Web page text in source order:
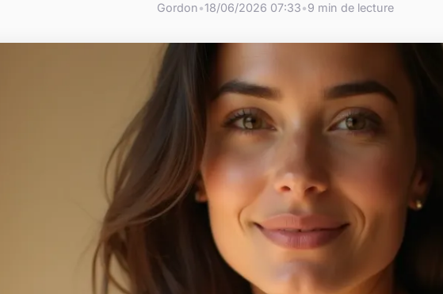
Gordon•18/06/2026 07:33•9 min de lecture